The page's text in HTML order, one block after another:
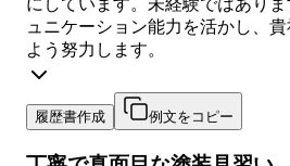
にしています。未経験ではあり
ュニケーション能力を活かし、
よう努力します。
履歴書作成 例文をコピー